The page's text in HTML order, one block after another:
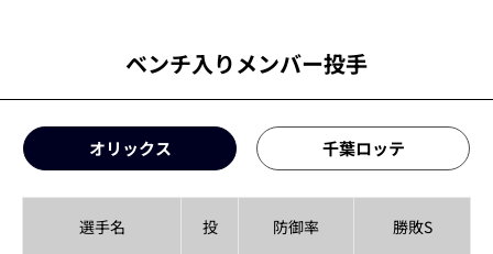
ベンチ入りメンバー投手
オリックス 千葉ロッテ
選手名 投 防御率 勝敗S